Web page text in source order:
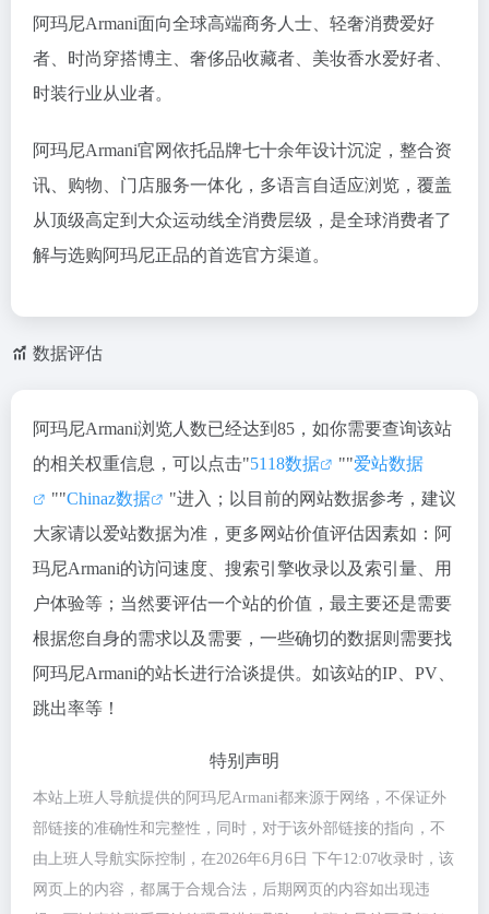
阿玛尼Armani面向全球高端商务人士、轻奢消费爱好
者、时尚穿搭博主、奢侈品收藏者、美妆香水爱好者、
时装行业从业者。
阿玛尼Armani官网依托品牌七十余年设计沉淀，整合资
讯、购物、门店服务一体化，多语言自适应浏览，覆盖
从顶级高定到大众运动线全消费层级，是全球消费者了
解与选购阿玛尼正品的首选官方渠道。
数据评估
阿玛尼Armani浏览人数已经达到85，如你需要查询该站
的相关权重信息，可以点击"5118数据 ""爱站数据
""Chinaz数据
"进入；以目前的网站数据参考，建议
大家请以爱站数据为准，更多网站价值评估因素如：阿
玛尼Armani的访问速度、搜索引擎收录以及索引量、用
户体验等；当然要评估一个站的价值，最主要还是需要
根据您自身的需求以及需要，一些确切的数据则需要找
阿玛尼Armani的站长进行洽谈提供。如该站的IP、PV、
跳出率等！
特别声明
本站上班人导航提供的阿玛尼Armani都来源于网络，不保证外
部链接的准确性和完整性，同时，对于该外部链接的指向，不
由上班人导航实际控制，在2026年6月6日 下午12:07收录时，该
网页上的内容，都属于合规合法，后期网页的内容如出现违